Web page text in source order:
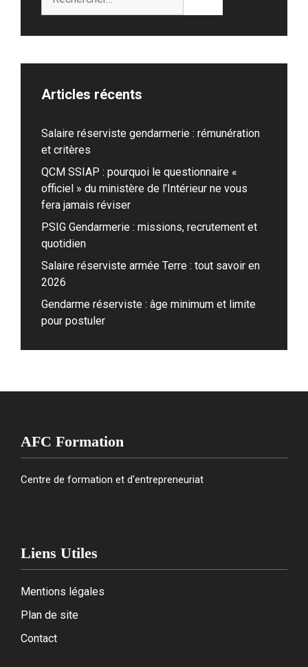
Articles récents
Salaire réserviste gendarmerie : rémunération
et critères
QCM SSIAP : pourquoi le questionnaire «
officiel » du ministère de l’Intérieur ne vous
fera jamais réviser
PSIG Gendarmerie : missions, recrutement et
quotidien
Salaire réserviste armée Terre : tout savoir en
2026
Gendarme réserviste : âge minimum et limite
pour postuler
AFC Formation
Centre de formation et d'entrepreneuriat
Liens Utiles
Mentions légales
Plan de site
Contact